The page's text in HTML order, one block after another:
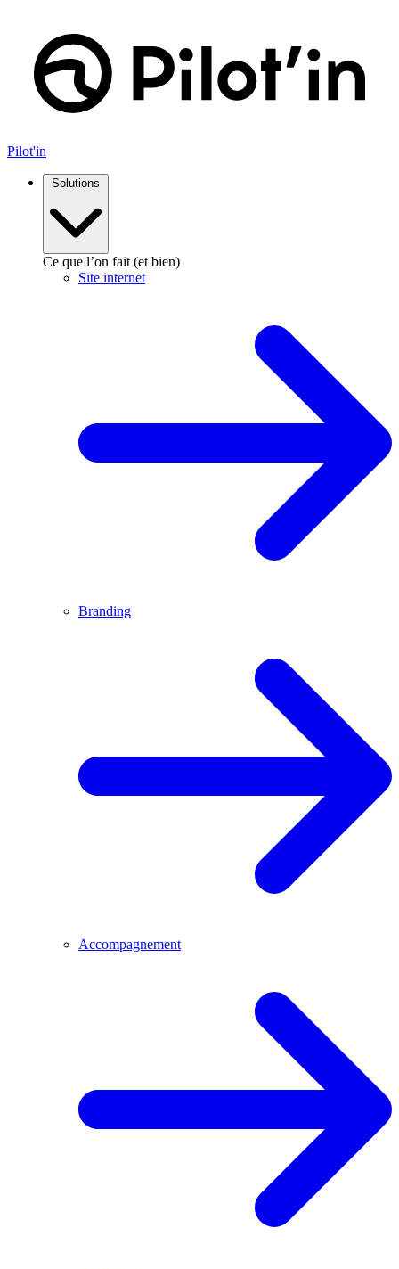
contenu
Pilot'in
Solutions
Ce que l’on fait (et bien)
Site internet
Branding
Accompagnement